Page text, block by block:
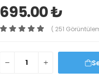
695.00 ₺
( 251